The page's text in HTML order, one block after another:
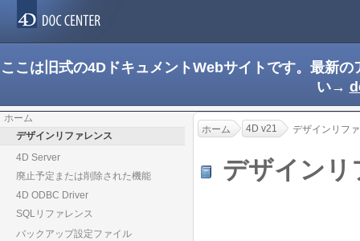
ここは旧式の4DドキュメントWebサイトです。最新
い→
ホーム
デザインリファレンス
4D Server
廃止予定または削除された機能
4D ODBC Driver
SQLリファレンス
バックアップ設定ファイル
ホーム 4D v21 デザインリフ
デザイン